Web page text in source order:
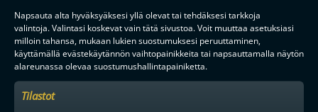
Napsauta alta hyväksyäksesi yllä olevat tai tehdäksesi tarkkoja
valintoja. Valintasi koskevat vain tätä sivustoa. Voit muuttaa asetuksiasi
milloin tahansa, mukaan lukien suostumuksesi peruuttaminen,
käyttämällä evästekäytännön vaihtopainikkeita tai napsauttamalla näytön
alareunassa olevaa suostumushallintapainiketta.
Tilastot